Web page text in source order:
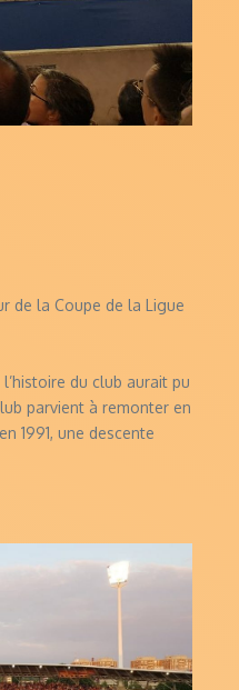
de la Coupe de la Ligue
du club aurait pu
parvient à remonter en
1991, une descente